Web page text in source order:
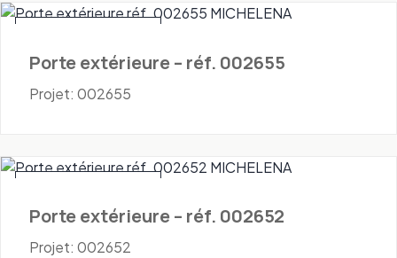
Porte extérieure – réf. 002655
Projet: 002655
Porte extérieure – réf. 002652
Projet: 002652